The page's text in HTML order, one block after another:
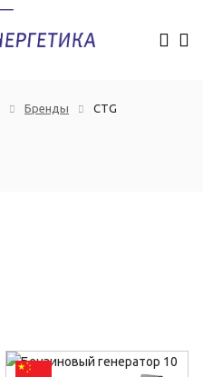
Бренды CTG